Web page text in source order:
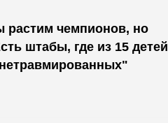
чемпионов, но
штабы, где из 15 детей